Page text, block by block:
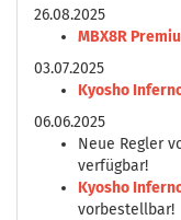
26.08.2025
MBX8R
03.07.2025
Kyosho
06.06.2025
Neue Regler
verfügbar!
Kyosho
vorbestellbar!